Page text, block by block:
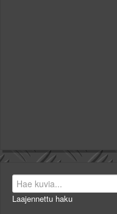
Laajennettu haku